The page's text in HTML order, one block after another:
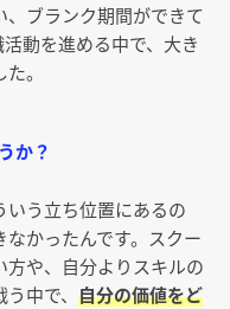
、ブランク期間ができて
動を進める中で、大き
。
か？
いう立ち位置にあるの
かったんです。スクー
方や、自分よりスキルの
中で、 自分の価値をど